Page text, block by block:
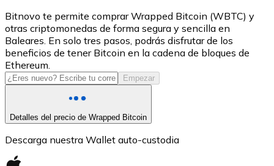
USDC
Bitnovo te permite comprar Wrapped Bitcoin (WBTC) y
otras criptomonedas de forma segura y sencilla en
Baleares. En solo tres pasos, podrás disfrutar de los
beneficios de tener Bitcoin en la cadena de bloques de
Ethereum.
Empezar
Detalles del precio de Wrapped Bitcoin
Descarga nuestra Wallet auto-custodia